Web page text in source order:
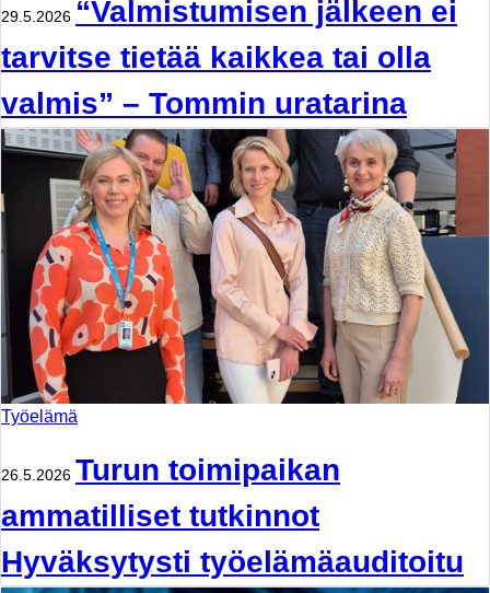
29.5.2026 “Valmistumisen jälkeen ei
tarvitse tietää kaikkea tai olla
valmis” – Tommin uratarina
Työelämä
26.5.2026 Turun toimipaikan
ammatilliset tutkinnot
Hyväksytysti työelämäauditoitu